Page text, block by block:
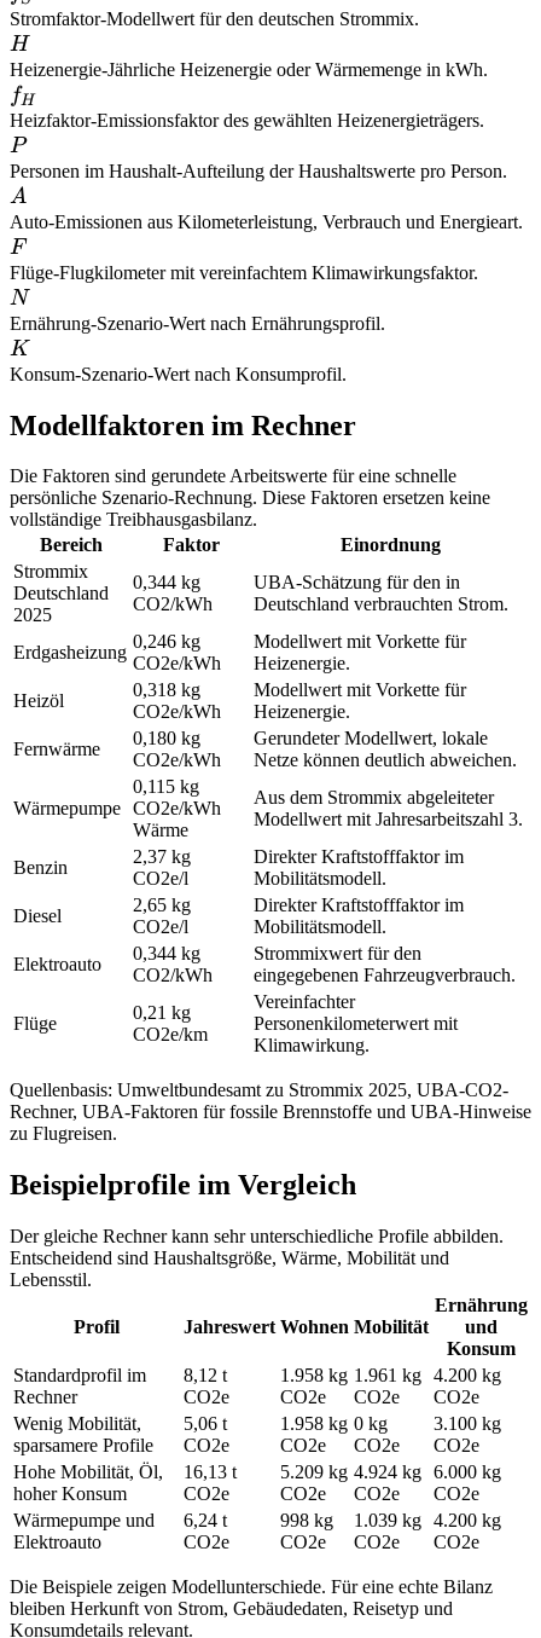
Stromfaktor-Modellwert für den deutschen Strommix.
H
H
Heizenergie-Jährliche Heizenergie oder Wärmemenge in kWh.
f_H
fH
Heizfaktor-Emissionsfaktor des gewählten Heizenergieträgers.
P
P
Personen im Haushalt-Aufteilung der Haushaltswerte pro Person.
A
A
Auto-Emissionen aus Kilometerleistung, Verbrauch und Energieart.
F
F
Flüge-Flugkilometer mit vereinfachtem Klimawirkungsfaktor.
N
N
Ernährung-Szenario-Wert nach Ernährungsprofil.
K
K
Konsum-Szenario-Wert nach Konsumprofil.
Modellfaktoren im Rechner
Die Faktoren sind gerundete Arbeitswerte für eine schnelle
persönliche Szenario-Rechnung. Diese Faktoren ersetzen keine
vollständige Treibhausgasbilanz.
Bereich
Faktor
Einordnung
Strommix
Deutschland
2025
0,344 kg
CO2/kWh
UBA-Schätzung für den in
Deutschland verbrauchten Strom.
Erdgasheizung
0,246 kg
CO2e/kWh
Modellwert mit Vorkette für
Heizenergie.
Heizöl
0,318 kg
CO2e/kWh
Modellwert mit Vorkette für
Heizenergie.
Fernwärme
0,180 kg
CO2e/kWh
Gerundeter Modellwert, lokale
Netze können deutlich abweichen.
Wärmepumpe
0,115 kg
CO2e/kWh
Wärme
Aus dem Strommix abgeleiteter
Modellwert mit Jahresarbeitszahl 3.
Benzin
2,37 kg
CO2e/l
Direkter Kraftstofffaktor im
Mobilitätsmodell.
Diesel
2,65 kg
CO2e/l
Direkter Kraftstofffaktor im
Mobilitätsmodell.
Elektroauto
0,344 kg
CO2/kWh
Strommixwert für den
eingegebenen Fahrzeugverbrauch.
Flüge
0,21 kg
CO2e/km
Vereinfachter
Personenkilometerwert mit
Klimawirkung.
Quellenbasis: Umweltbundesamt zu Strommix 2025, UBA-CO2-
Rechner, UBA-Faktoren für fossile Brennstoffe und UBA-Hinweise
zu Flugreisen.
Beispielprofile im Vergleich
Der gleiche Rechner kann sehr unterschiedliche Profile abbilden.
Entscheidend sind Haushaltsgröße, Wärme, Mobilität und
Lebensstil.
Profil Jahreswert Wohnen Mobilität
Ernährung
und
Konsum
Standardprofil im
Rechner
8,12 t
CO2e
1.958 kg
CO2e
1.961 kg
CO2e
4.200 kg
CO2e
Wenig Mobilität,
sparsamere Profile
5,06 t
CO2e
1.958 kg
CO2e
0 kg
CO2e
3.100 kg
CO2e
Hohe Mobilität, Öl,
hoher Konsum
16,13 t
CO2e
5.209 kg
CO2e
4.924 kg
CO2e
6.000 kg
CO2e
Wärmepumpe und
Elektroauto
6,24 t
CO2e
998 kg
CO2e
1.039 kg
CO2e
4.200 kg
CO2e
Die Beispiele zeigen Modellunterschiede. Für eine echte Bilanz
bleiben Herkunft von Strom, Gebäudedaten, Reisetyp und
Konsumdetails relevant.